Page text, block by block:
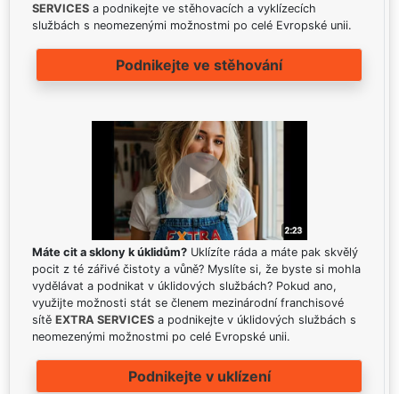
SERVICES a podnikejte ve stěhovacích a vyklízecích
službách s neomezenými možnostmi po celé Evropské unii.
Podnikejte ve stěhování
Máte cit a sklony k úklidům? Uklízíte ráda a máte pak skvělý
pocit z té zářivé čistoty a vůně? Myslíte si, že byste si mohla
vydělávat a podnikat v úklidových službách? Pokud ano,
využijte možnosti stát se členem mezinárodní franchisové
sítě EXTRA SERVICES a podnikejte v úklidových službách s
neomezenými možnostmi po celé Evropské unii.
Podnikejte v uklízení